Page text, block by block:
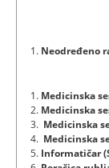
Neodređeno
Medicinska
Medicinska
Medicinska
Medicinska
Informatičar